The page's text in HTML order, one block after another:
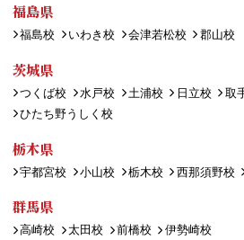
福島県
福島校 いわき校 会津若松校 郡山校
茨城県
つくば校 水戸校 土浦校 日立校 取
ひたち野うしく校
栃木県
宇都宮校 小山校 栃木校 西那須野校
群馬県
高崎校 太田校 前橋校 伊勢崎校